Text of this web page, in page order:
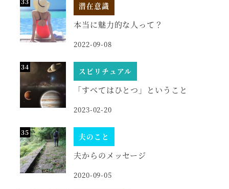
潜在意識
本当に魅力的な人って？
2022-09-08
スピリチュアル
「すべてはひとつ」ということ
2023-02-20
夫のこと
夫からのメッセージ
2020-09-05